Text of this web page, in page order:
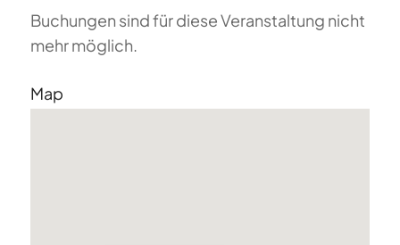
Buchungen sind für diese Veranstaltung nicht
mehr möglich.
Map